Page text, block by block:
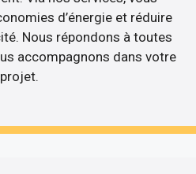
d’énergie et réduire
Nous répondons à toutes
accompagnons dans votre
projet.